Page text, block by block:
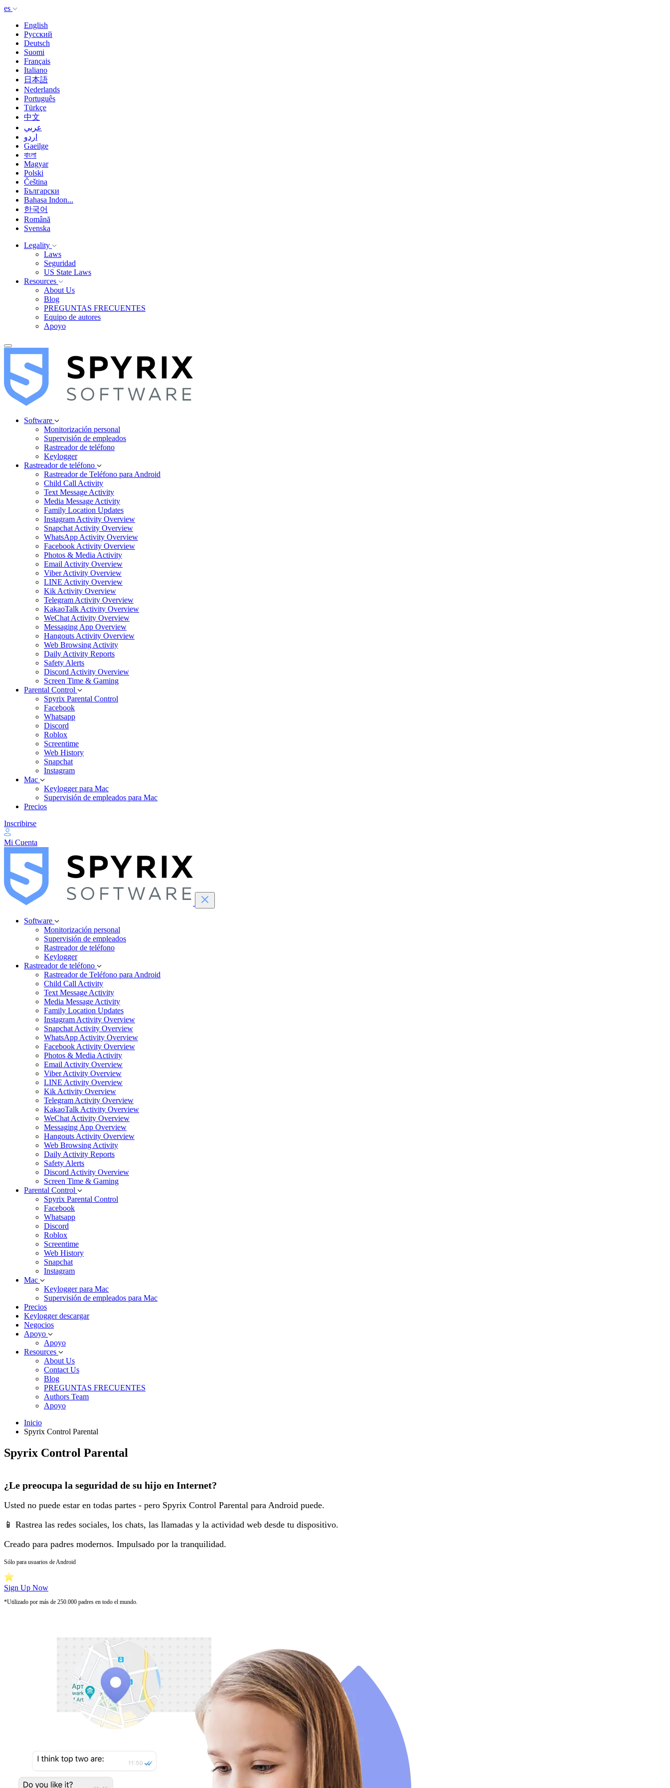
es
English
Русский
Deutsch
Suomi
Français
Italiano
日本語
Nederlands
Português
Türkçe
中文
عربي
اردو
Gaeilge
বাংলা
Magyar
Polski
Čeština
Български
Bahasa Indon...
한국어
Română
Svenska
Legality
Laws
Seguridad
US State Laws
Resources
About Us
Blog
PREGUNTAS FRECUENTES
Equipo de autores
Apoyo
Software
Monitorización personal
Supervisión de empleados
Rastreador de teléfono
Keylogger
Rastreador de teléfono
Rastreador de Teléfono para Android
Child Call Activity
Text Message Activity
Media Message Activity
Family Location Updates
Instagram Activity Overview
Snapchat Activity Overview
WhatsApp Activity Overview
Facebook Activity Overview
Photos & Media Activity
Email Activity Overview
Viber Activity Overview
LINE Activity Overview
Kik Activity Overview
Telegram Activity Overview
KakaoTalk Activity Overview
WeChat Activity Overview
Messaging App Overview
Hangouts Activity Overview
Web Browsing Activity
Daily Activity Reports
Safety Alerts
Discord Activity Overview
Screen Time & Gaming
Parental Control
Spyrix Parental Control
Facebook
Whatsapp
Discord
Roblox
Screentime
Web History
Snapchat
Instagram
Mac
Keylogger para Mac
Supervisión de empleados para Mac
Precios
Inscribirse
Mi Cuenta
Software
Monitorización personal
Supervisión de empleados
Rastreador de teléfono
Keylogger
Rastreador de teléfono
Rastreador de Teléfono para Android
Child Call Activity
Text Message Activity
Media Message Activity
Family Location Updates
Instagram Activity Overview
Snapchat Activity Overview
WhatsApp Activity Overview
Facebook Activity Overview
Photos & Media Activity
Email Activity Overview
Viber Activity Overview
LINE Activity Overview
Kik Activity Overview
Telegram Activity Overview
KakaoTalk Activity Overview
WeChat Activity Overview
Messaging App Overview
Hangouts Activity Overview
Web Browsing Activity
Daily Activity Reports
Safety Alerts
Discord Activity Overview
Screen Time & Gaming
Parental Control
Spyrix Parental Control
Facebook
Whatsapp
Discord
Roblox
Screentime
Web History
Snapchat
Instagram
Mac
Keylogger para Mac
Supervisión de empleados para Mac
Precios
Keylogger descargar
Negocios
Apoyo
Apoyo
Resources
About Us
Contact Us
Blog
PREGUNTAS FRECUENTES
Authors Team
Apoyo
Inicio
Spyrix Control Parental
Spyrix Control Parental
¿Le preocupa la seguridad de su hijo en Internet?
Usted no puede estar en todas partes - pero Spyrix Control Parental para Android puede.
📱 Rastrea las redes sociales, los chats, las llamadas y la actividad web desde tu dispositivo.
Creado para padres modernos. Impulsado por la tranquilidad.
Sólo para usuarios de Android
Sign Up Now
*Utilizado por más de 250.000 padres en todo el mundo.